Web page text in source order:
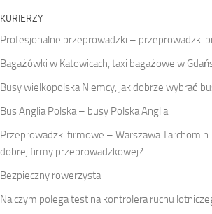
KURIERZY
Profesjonalne przeprowadzki – przeprowadzki
Bagażówki w Katowicach, taxi bagażowe w
Busy wielkopolska Niemcy, jak dobrze wybrać
Bus Anglia Polska – busy Polska Anglia
Przeprowadzki firmowe – Warszawa
dobrej firmy przeprowadzkowej?
Bezpieczny rowerzysta
Na czym polega test na kontrolera ruchu